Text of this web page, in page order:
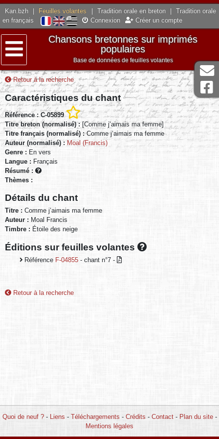
Kan.bzh Feuilles volantes Tradition orale en breton
Tradition orale
en français
Connexion Créer un compte
Menu
Chansons bretonnes sur imprimés
populaires
Base de données de feuilles volantes
Retour à la recherche
Caractéristiques du chant
Référence : C-05899
Titre breton (normalisé) :[Comme j’aimais ma femme]
Titre français (normalisé) :Comme j’aimais ma femme
Auteur (normalisé) : Moal (Francis)
Genre : En vers
Langue : Français
Résumé :
Thèmes :
Détails du chant
Titre : Comme j’aimais ma femme
Auteur : Moal Francis
Timbre : Étoile des neige
Éditions sur feuilles volantes
Référence F-04855 - chant n°7 -
Retour à la recherche
Quoi de neuf ?- Liens - Téléchargements - Crédits - Contact- Plan du site-
Mentions légales